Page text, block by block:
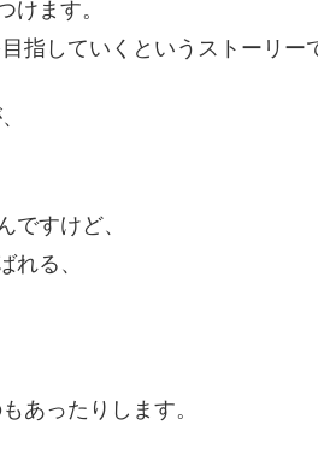
けます。
指していくというストーリー
ですけど、
れる、
あったりします。